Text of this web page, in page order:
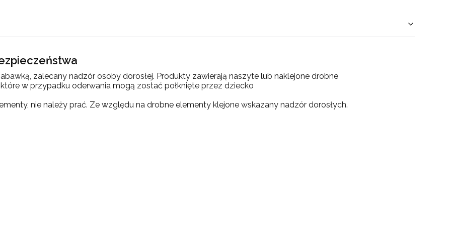
zalecany nadzór osoby dorosłej. Produkty zawierają naszyte lub naklejone drobne
w przypadku oderwania mogą zostać połknięte przez dziecko
nie należy prać. Ze względu na drobne elementy klejone wskazany nadzór dorosłych.